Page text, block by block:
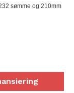
sømme og 210mm